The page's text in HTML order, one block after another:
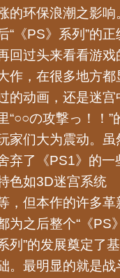
的环保浪潮之影
“《PS》系列”的
回过头来看看游
作，在很多地方
的动画，还是迷
“○○の攻撃っ！！
家们大为震动。虽
弃了《PS1》的一
色如3D迷宫系统
，但本作的许多革
为之后整个“《PS
列”的发展奠定了基
。最明显的就是